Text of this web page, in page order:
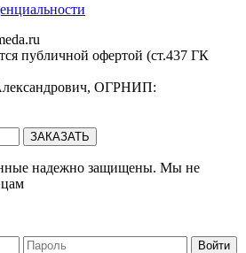
публичной офертой (ст.437 ГК
ОГРНИП:
надежно защищены. Мы не